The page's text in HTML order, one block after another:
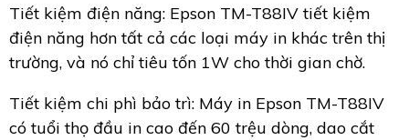
Tiết kiệm điện năng: Epson TM-T88IV tiết kiệm
điện năng hơn tất cả các loại máy in khác trên thị
trường, và nó chỉ tiêu tốn 1W cho thời gian chờ.
Tiết kiệm chi phì bảo trì: Máy in Epson TM-T88IV
có tuổi thọ đầu in cao đến 60 trệu dòng, dao cắt